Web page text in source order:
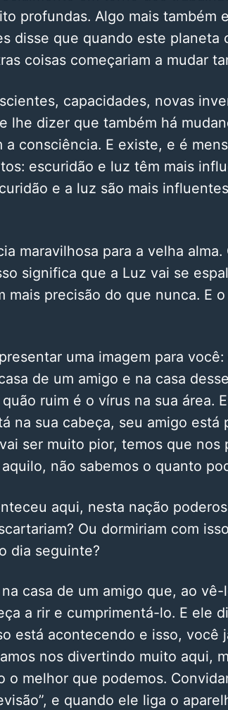
profundas. Algo mais também
disse que quando este planeta
coisas começariam a mudar
capacidades, novas
lhe dizer que também há
consciência. E existe, e é
escuridão e luz têm mais
e a luz são mais
maravilhosa para a velha
significa que a Luz vai se
mais precisão do que nunca. E
uma imagem para
de um amigo e na casa
ruim é o vírus na sua área.
na sua cabeça, seu amigo está
ser muito pior, temos que nos
não sabemos o quanto
aqui, nesta nação
Ou dormiriam com
dia seguinte?
casa de um amigo que, ao
a rir e cumprimentá-lo. E ele
está acontecendo e isso, você
nos divertindo muito aqui,
o melhor que podemos.
e quando ele liga o